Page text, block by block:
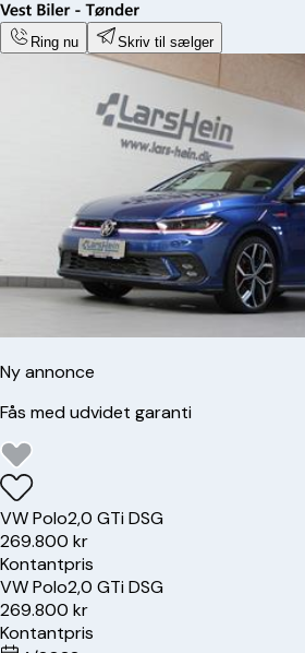
Ring nu Skriv til sælger
Ny annonce
Fås med udvidet garanti
VWPolo2,0 GTi DSG
269.800 kr
Kontantpris
VWPolo2,0 GTi DSG
269.800 kr
Kontantpris